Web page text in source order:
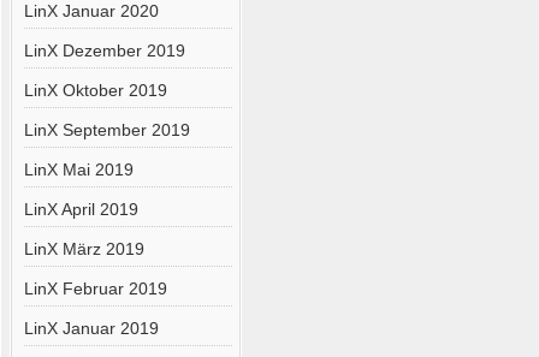
LinX Januar 2020
LinX Dezember 2019
LinX Oktober 2019
LinX September 2019
LinX Mai 2019
LinX April 2019
LinX März 2019
LinX Februar 2019
LinX Januar 2019